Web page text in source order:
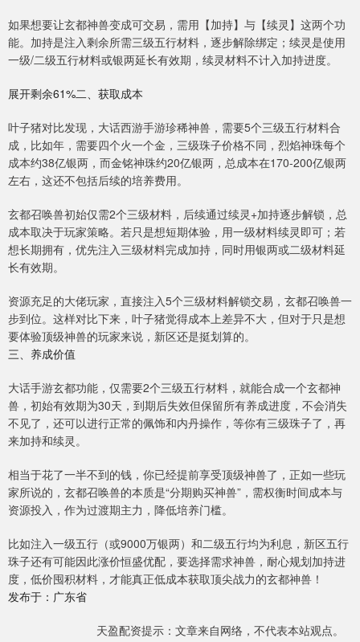
如果想要让玄都神兽变成可交易，需用【加持】与【续灵】这两个功
能。加持是注入剩余所需三级五行材料，逐步解除绑定；续灵是使用
一级/二级五行材料或银两延长有效期，续灵材料不计入加持进度。
展开剩余61%二、获取成本
叶子猪对比发现，大话西游手游珍稀神兽，需要5个三级五行材料合
成，比如年，需要四个火一个金，三级珠子价格不同，烈焰神珠每个
成本约38亿银两，而金铭神珠约20亿银两，总成本在170-200亿银两
左右，这还不包括后续的培养费用。
玄都召唤兽初始仅需2个三级材料，后续通过续灵+加持逐步解锁，总
成本取决于玩家策略。若只是想短期体验，用一级材料续灵即可；若
想长期拥有，优先注入三级材料完成加持，同时用银两或二级材料延
长有效期。
资源充足的大佬玩家，直接注入5个三级材料解锁交易，玄都召唤兽一
步到位。这样对比下来，叶子猪觉得成本上差异不大，但对于只是想
要体验顶级神兽的玩家来说，新区还是挺划算的。
三、养成价值
大话手游玄都功能，仅需要2个三级五行材料，就能合成一个玄都神
兽，初始有效期为30天，到期后失效但保留所有养成进度，不会消失
不见了，还可以进行正常的佩饰和内丹操作，等你有三级珠子了，再
来加持和续灵。
相当于花了一半不到的钱，你已经提前享受顶级神兽了，正如一些玩
家所说的，玄都召唤兽的本质是“分期购买神兽”，需权衡时间成本与
资源投入，作为过渡期主力，降低培养门槛。
比如注入一级五行（或9000万银两）和二级五行均为利息，新区五行
珠子还有可能因此涨价恒盛优配，要选择需求神兽，耐心规划加持进
度，低价囤积材料，才能真正低成本获取顶尖战力的玄都神兽！
发布于：广东省
天盈配资提示：文章来自网络，不代表本站观点。